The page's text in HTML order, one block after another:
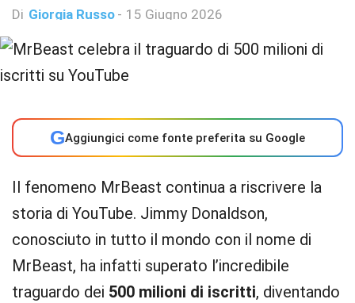
Di Giorgia Russo - 15 Giugno 2026
GAggiungici come fonte preferita su Google
Il fenomeno MrBeast continua a riscrivere la
storia di YouTube. Jimmy Donaldson,
conosciuto in tutto il mondo con il nome di
MrBeast, ha infatti superato l’incredibile
traguardo dei 500 milioni di iscritti, diventando